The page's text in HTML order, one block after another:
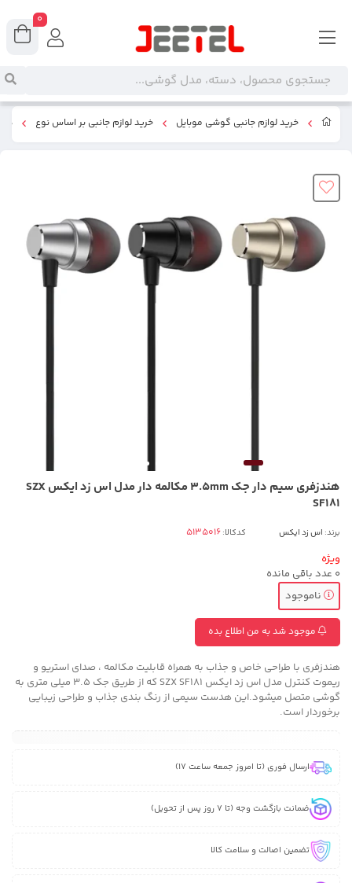
خرید لوازم جانبی گوشی موبایل خرید لوازم جانبی بر اساس نوع
هندزفری سیم دار جک 3.5mm مکالمه دار مدل اس زد ایکس SZX
SF181
برند: اس زد ایکس کدکالا:
ویژه
0 عدد باقی مانده
ناموجود
موجود شد به من اطلاع بده
هندزفری با طراحی خاص و جذاب به همراه قابلیت مکالمه ، صدای استریو و
ریموت کنترل مدل اس زد ایکس SZX SF181 که از طریق جک 3.5 میلی متری به
گوشی متصل میشود.این هدست سیمی از رنگ بندی جذاب و طراحی زیبایی
برخوردار است.
ارسال فوری (تا امروز جمعه ساعت 17)
ضمانت بازگشت وجه (تا 7 روز پس از تحویل)
تضمین اصالت و سلامت کالا
0